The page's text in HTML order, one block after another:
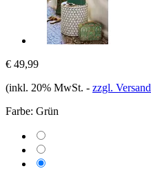
€ 49,99
(inkl. 20% MwSt. - zzgl. Versand
Farbe: Grün